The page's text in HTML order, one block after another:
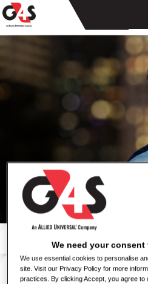
Αναζήτηση με λέξη-κλειδί
Αναζήτηση κατά τοποθεσία
We need your consent
We use essential cookies to personalise
site. Visit our Privacy Policy for more
practices. By clicking Accept, you agree to